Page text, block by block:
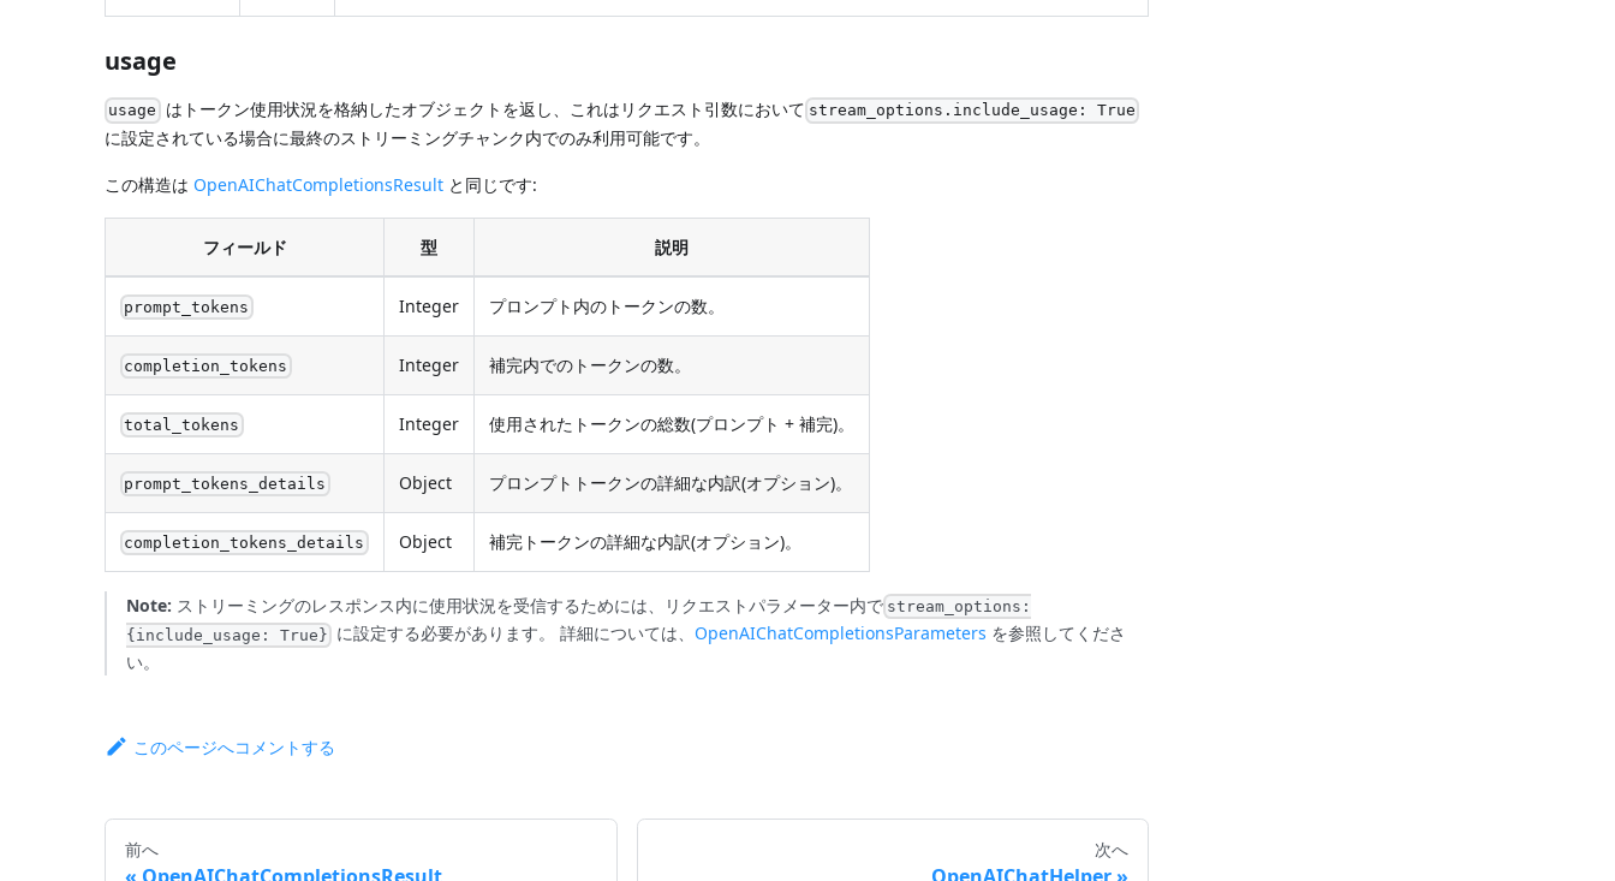
usage
usage はトークン使用状況を格納したオブジェクトを返し、これはリクエスト引数において stream_options.include_usage: True
に設定されている場合に最終のストリーミングチャンク内でのみ利用可能です。
この構造は OpenAIChatCompletionsResult と同じです:
フィールド 型 説明
prompt_tokens Integer プロンプト内のトークンの数。
completion_tokens Integer 補完内でのトークンの数。
total_tokens Integer 使用されたトークンの総数(プロンプト + 補完)。
prompt_tokens_details Object プロンプトトークンの詳細な内訳(オプション)。
completion_tokens_details Object 補完トークンの詳細な内訳(オプション)。
Note: ストリーミングのレスポンス内に使用状況を受信するためには、リクエストパラメーター内で stream_options:
{include_usage: True} に設定する必要があります。 詳細については、 OpenAIChatCompletionsParameters を参照してくださ
い。
このページへコメントする
前へ 次へ